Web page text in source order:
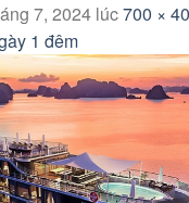
7, 2024 lúc700 ×
1 đêm